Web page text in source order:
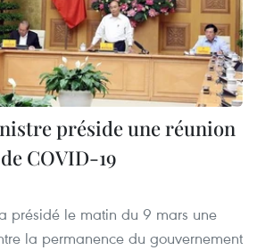
préside une réunion
COVID-19
présidé le matin du 9 mars une
la permanence du gouvernement